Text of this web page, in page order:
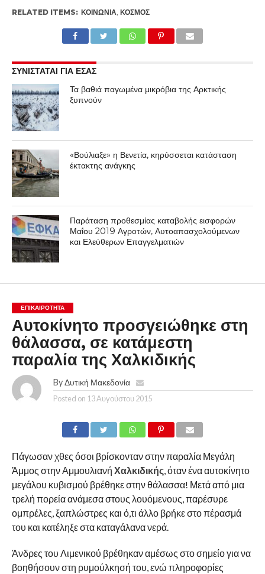
RELATED ITEMS: ΚΟΙΝΩΝΊΑ, ΚΌΣΜΟΣ
ΣΥΝΙΣΤΑΤΑΙ ΓΙΑ ΕΣΑΣ
Τα βαθιά παγωμένα μικρόβια της Αρκτικής
ξυπνούν
«Βούλιαξε» η Βενετία, κηρύσσεται κατάσταση
έκτακτης ανάγκης
Παράταση προθεσμίας καταβολής εισφορών
Μαΐου 2019 Αγροτών, Αυτοαπασχολούμενων
και Ελεύθερων Επαγγελματιών
ΕΠΙΚΑΙΡΟΤΗΤΑ
Αυτοκίνητο προσγειώθηκε στη
θάλασσα, σε κατάμεστη
παραλία της Χαλκιδικής
By Δυτική Μακεδονία
Posted on 13 Αυγούστου 2015
Πάγωσαν χθες όσοι βρίσκονταν στην παραλία Μεγάλη
Άμμος στην Αμμουλιανή Χαλκιδικής, όταν ένα αυτοκίνητο
μεγάλου κυβισμού βρέθηκε στην θάλασσα! Μετά από μια
τρελή πορεία ανάμεσα στους λουόμενους, παρέσυρε
ομπρέλες, ξαπλώστρες και ό,τι άλλο βρήκε στο πέρασμά
του και κατέληξε στα καταγάλανα νερά.
Άνδρες του Λιμενικού βρέθηκαν αμέσως στο σημείο για να
βοηθήσουν στη ρυμούλκησή του, ενώ πληροφορίες